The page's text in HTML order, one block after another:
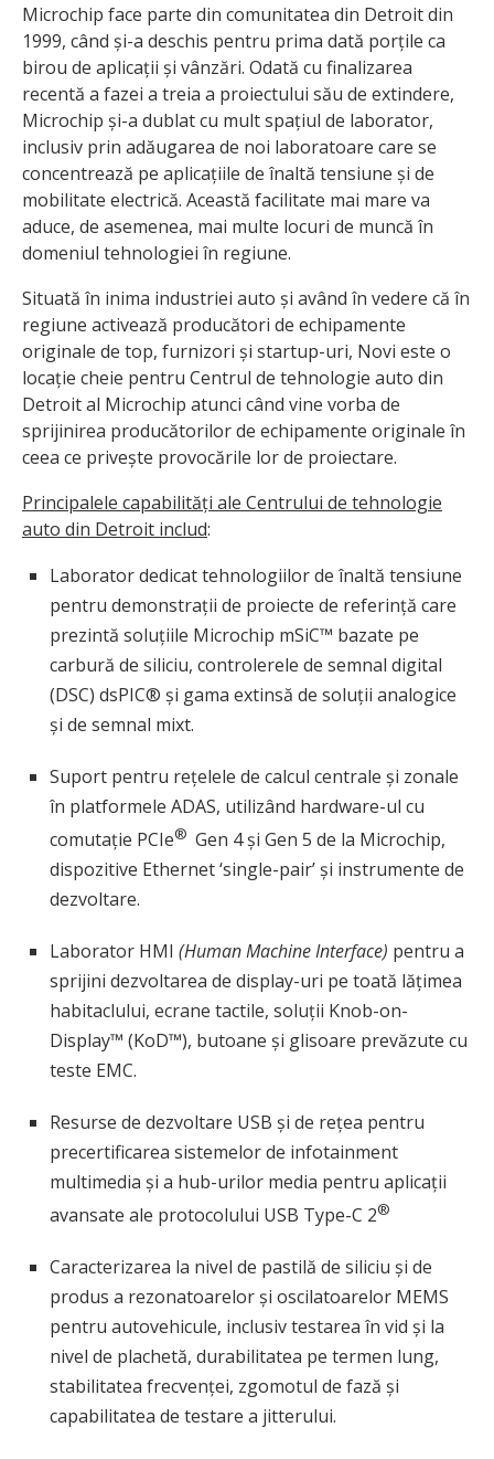
Microchip face parte din comunitatea din Detroit din
1999, când și-a deschis pentru prima dată porțile ca
birou de aplicații și vânzări. Odată cu finalizarea
recentă a fazei a treia a proiectului său de extindere,
Microchip și-a dublat cu mult spațiul de laborator,
inclusiv prin adăugarea de noi laboratoare care se
concentrează pe aplicațiile de înaltă tensiune și de
mobilitate electrică. Această facilitate mai mare va
aduce, de asemenea, mai multe locuri de muncă în
domeniul tehnologiei în regiune.
Situată în inima industriei auto și având în vedere că în
regiune activează producători de echipamente
originale de top, furnizori și startup-uri, Novi este o
locație cheie pentru Centrul de tehnologie auto din
Detroit al Microchip atunci când vine vorba de
sprijinirea producătorilor de echipamente originale în
ceea ce privește provocările lor de proiectare.
Principalele capabilități ale Centrului de tehnologie
auto din Detroit includ:
Laborator dedicat tehnologiilor de înaltă tensiune
pentru demonstrații de proiecte de referință care
prezintă soluțiile Microchip mSiC™ bazate pe
carbură de siliciu, controlerele de semnal digital
(DSC) dsPIC® și gama extinsă de soluții analogice
și de semnal mixt.
Suport pentru rețelele de calcul centrale și zonale
în platformele ADAS, utilizând hardware-ul cu
comutație PCIe® Gen 4 și Gen 5 de la Microchip,
dispozitive Ethernet ‘single-pair’ și instrumente de
dezvoltare.
Laborator HMI (Human Machine Interface) pentru a
sprijini dezvoltarea de display-uri pe toată lățimea
habitaclului, ecrane tactile, soluții Knob-on-
Display™ (KoD™), butoane și glisoare prevăzute cu
teste EMC.
Resurse de dezvoltare USB și de rețea pentru
precertificarea sistemelor de infotainment
multimedia și a hub-urilor media pentru aplicații
avansate ale protocolului USB Type-C 2®
Caracterizarea la nivel de pastilă de siliciu și de
produs a rezonatoarelor și oscilatoarelor MEMS
pentru autovehicule, inclusiv testarea în vid și la
nivel de plachetă, durabilitatea pe termen lung,
stabilitatea frecvenței, zgomotul de fază și
capabilitatea de testare a jitterului.